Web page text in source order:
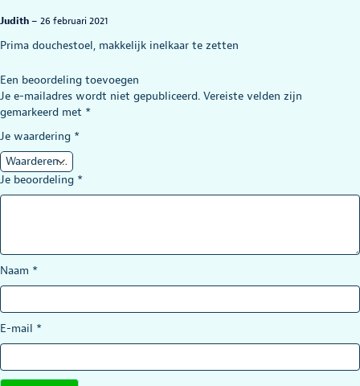
Judith – 26 februari 2021
Prima douchestoel, makkelijk inelkaar te zetten
Een beoordeling toevoegen
Je e-mailadres wordt niet gepubliceerd. Vereiste velden zijn
gemarkeerd met *
Je waardering *
Je beoordeling *
Naam *
E-mail *